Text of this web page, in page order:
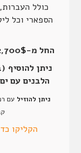
כולל
הספארי וכל
החל מ-2,700$ לאדם בהרכב זוגי
ניתן להוסיף
הלבנים עם
ניתן להוזיל עם
הקליקו